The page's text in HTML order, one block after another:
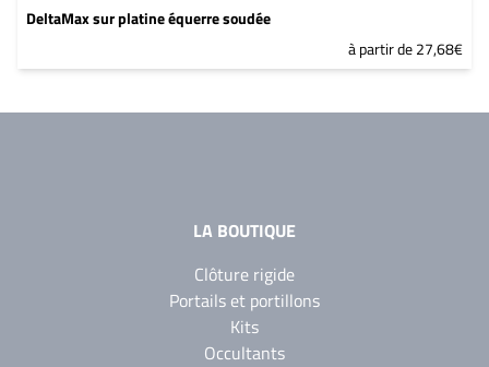
DeltaMax sur platine équerre soudée
à partir de 27,68€
LA BOUTIQUE
Clôture rigide
Portails et portillons
Kits
Occultants